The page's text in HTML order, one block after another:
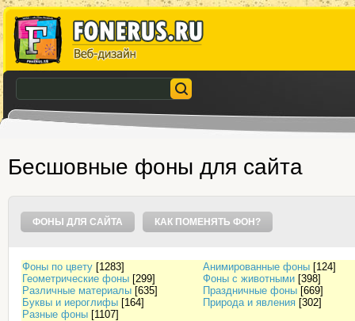
Бесшовные фоны для сайта
ФОНЫ ДЛЯ САЙТА КАК ПОМЕНЯТЬ ФОН?
Фоны по цвету [1283] Анимированные фоны [124]
Геометрические фоны [299] Фоны с животными [398]
Различные материалы [635] Праздничные фоны [669]
Буквы и иероглифы [164] Природа и явления [302]
Разные фоны [1107]